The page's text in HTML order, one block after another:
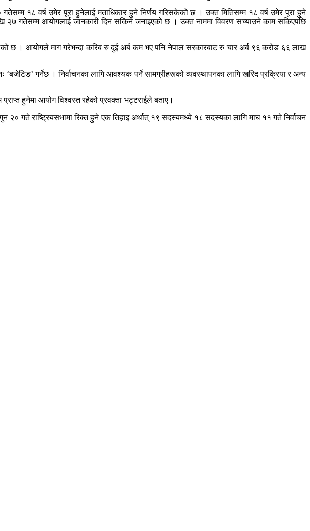
१८ वर्ष उमेर पूरा हुनेलाई मताधिकार हुने निर्णय गरिसकेको छ । उक्त मितिसम्म १८ वर्ष उमेर पूरा हुने
२७ गतेसम्म आयोगलाई जानकारी दिन सकिने जनाइएको छ । उक्त नाममा विवरण सच्याउने काम सकिएपछि
छ । आयोगले माग गरेभन्दा करिब रु दुई अर्ब कम भए पनि नेपाल सरकारबाट रु चार अर्ब ९६ करोड ६६ लाख
गर्नेछ । निर्वाचनका लागि आवश्यक पर्ने सामग्रीहरूको व्यवस्थापनका लागि खरिद प्रक्रिया र अन्य
हुनेमा आयोग विश्वस्त रहेको प्रवक्ता भट्टराईले बताए।
गते राष्ट्रियसभामा रिक्त हुने एक तिहाइ अर्थात् १९ सदस्यमध्ये १८ सदस्यका लागि माघ ११ गते निर्वाचन